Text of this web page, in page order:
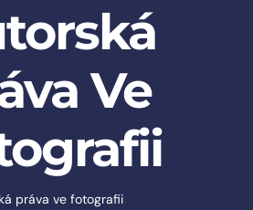
GIFTS FOR
BUSINESSES
EXCLUSIVE
PARTNERSHIP
BOOKS
ČESKÉ
SLUŽBY
Ve
práva ve fotografii